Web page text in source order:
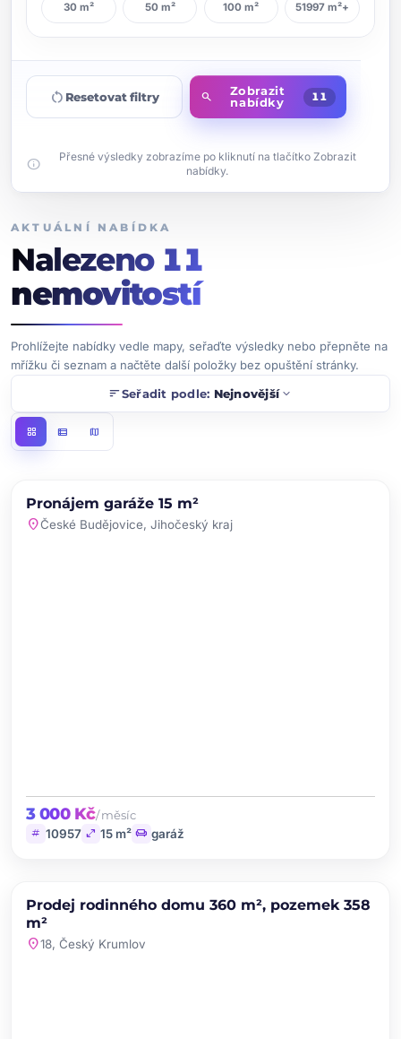
30 m² 50 m² 100 m² 51997 m²+
restart_alt Resetovat filtry search
Zobrazit
nabídky
11
info
Přesné výsledky zobrazíme po kliknutí na tlačítko Zobrazit
nabídky.
AKTUÁLNÍ NABÍDKA
Nalezeno 11
nemovitostí
Prohlížejte nabídky vedle mapy, seřaďte výsledky nebo přepněte na
mřížku či seznam a načtěte další položky bez opuštění stránky.
sortSeřadit podle: Nejnovějšíexpand_more
grid_view view_list map
PRONÁJEM
Pronájem garáže 15 m²
location_onČeské Budějovice, Jihočeský kraj
3 000 Kč/ měsíc
tag 10957 open_in_full 15 m² chair garáž
PRODEJ favorite
Prodej rodinného domu 360 m², pozemek 358
m²
location_on18, Český Krumlov